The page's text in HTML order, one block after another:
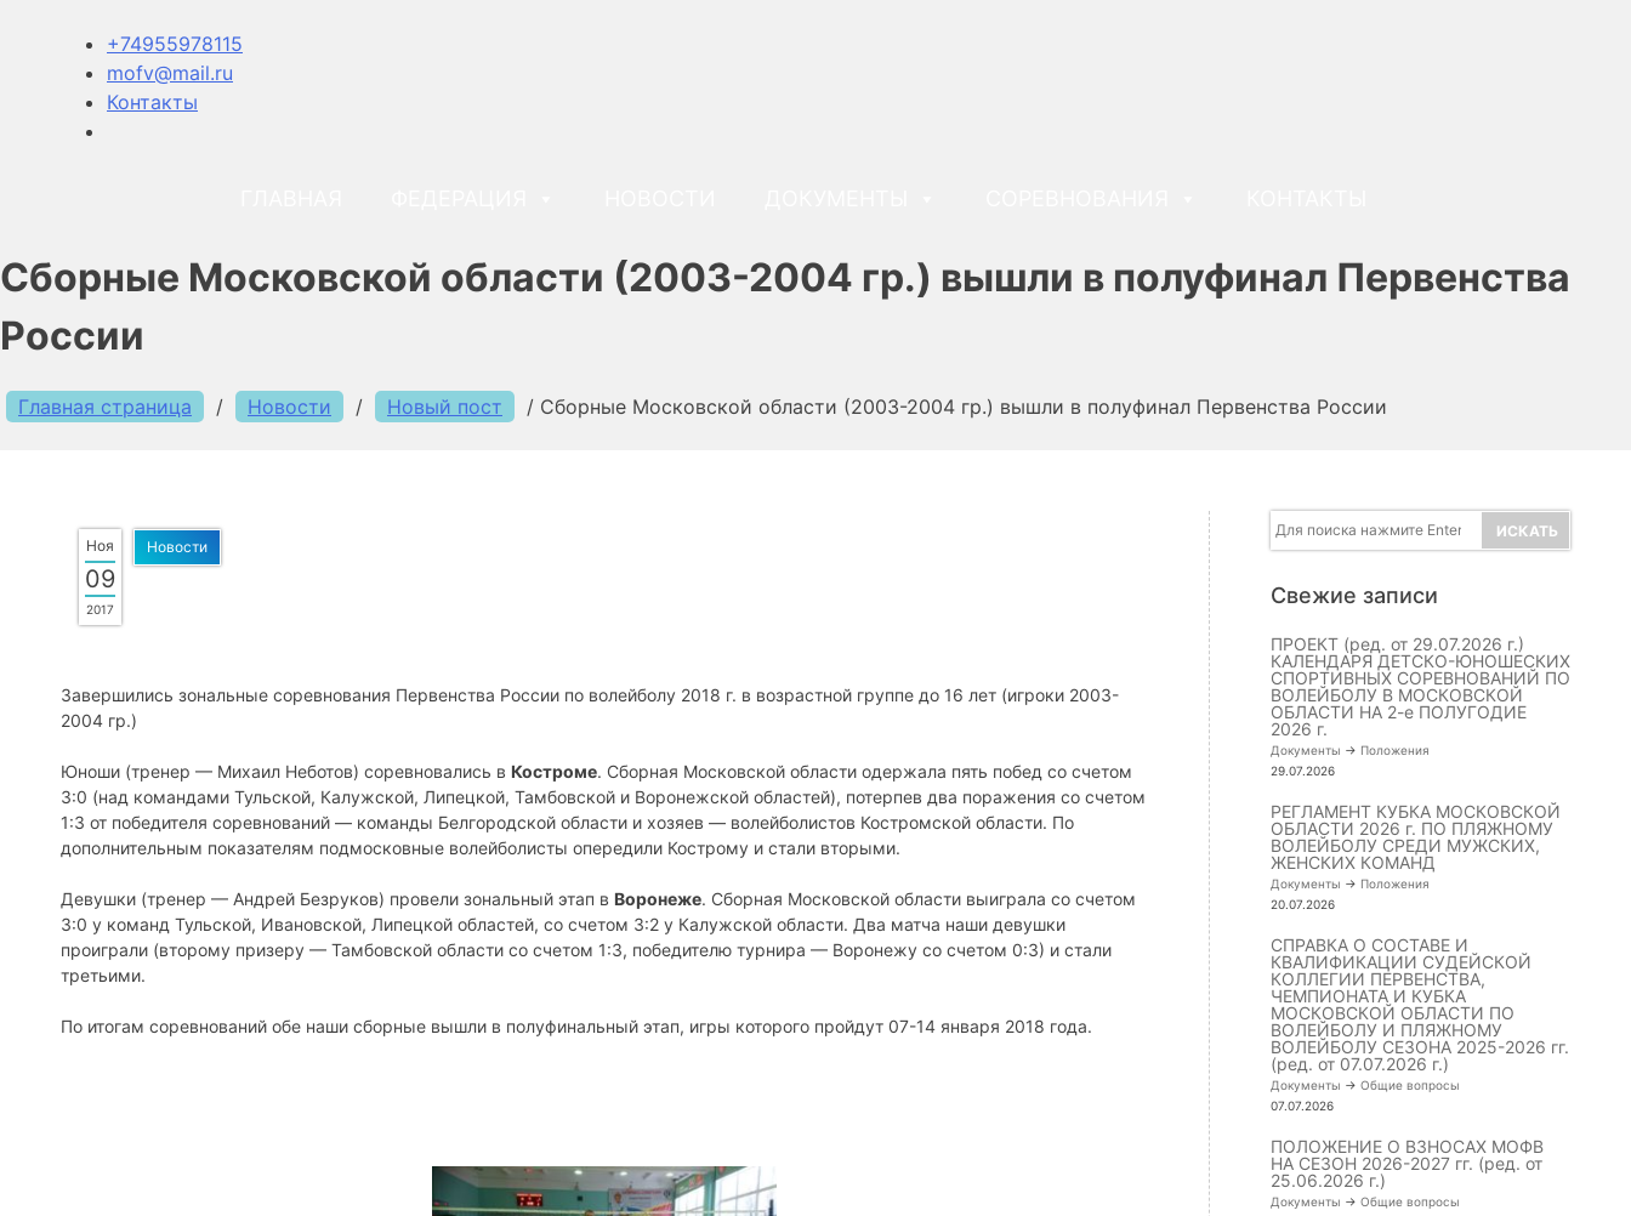
+74955978115
mofv@mail.ru
Контакты
Сборные Московской области (2003-2004 гр.) вышли в полуфинал Первенства
России
Главная страница / Новости / Новый пост / Сборные Московской области (2003-2004 гр.) вышли в полуфинал Первенства России
Ноя
09
2017
Новости
Завершились зональные соревнования Первенства России по волейболу 2018 г. в возрастной группе до 16 лет (игроки 2003-
2004 гр.)
Юноши (тренер — Михаил Неботов) соревновались в Костроме. Сборная Московской области одержала пять побед со счетом
3:0 (над командами Тульской, Калужской, Липецкой, Тамбовской и Воронежской областей), потерпев два поражения со счетом
1:3 от победителя соревнований — команды Белгородской области и хозяев — волейболистов Костромской области. По
дополнительным показателям подмосковные волейболисты опередили Кострому и стали вторыми.
Девушки (тренер — Андрей Безруков) провели зональный этап в Воронеже. Сборная Московской области выиграла со счетом
3:0 у команд Тульской, Ивановской, Липецкой областей, со счетом 3:2 у Калужской области. Два матча наши девушки
проиграли (второму призеру — Тамбовской области со счетом 1:3, победителю турнира — Воронежу со счетом 0:3) и стали
третьими.
По итогам соревнований обе наши сборные вышли в полуфинальный этап, игры которого пройдут 07-14 января 2018 года.
Свежие записи
ПРОЕКТ (ред. от 29.07.2026 г.)
КАЛЕНДАРЯ ДЕТСКО-ЮНОШЕСКИХ
СПОРТИВНЫХ СОРЕВНОВАНИЙ ПО
ВОЛЕЙБОЛУ В МОСКОВСКОЙ
ОБЛАСТИ НА 2-е ПОЛУГОДИЕ
2026 г.
Документы -> Положения
29.07.2026
РЕГЛАМЕНТ КУБКА МОСКОВСКОЙ
ОБЛАСТИ 2026 г. ПО ПЛЯЖНОМУ
ВОЛЕЙБОЛУ СРЕДИ МУЖСКИХ,
ЖЕНСКИХ КОМАНД
Документы -> Положения
20.07.2026
СПРАВКА О СОСТАВЕ И
КВАЛИФИКАЦИИ СУДЕЙСКОЙ
КОЛЛЕГИИ ПЕРВЕНСТВА,
ЧЕМПИОНАТА И КУБКА
МОСКОВСКОЙ ОБЛАСТИ ПО
ВОЛЕЙБОЛУ И ПЛЯЖНОМУ
ВОЛЕЙБОЛУ СЕЗОНА 2025-2026 гг.
(ред. от 07.07.2026 г.)
Документы -> Общие вопросы
07.07.2026
ПОЛОЖЕНИЕ О ВЗНОСАХ МОФВ
НА СЕЗОН 2026-2027 гг. (ред. от
25.06.2026 г.)
Документы -> Общие вопросы